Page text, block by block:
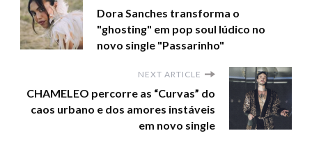
Dora Sanches transforma o
"ghosting" em pop soul lúdico no
novo single "Passarinho"
NEXT ARTICLE
CHAMELEO percorre as “Curvas” do
caos urbano e dos amores instáveis
em novo single